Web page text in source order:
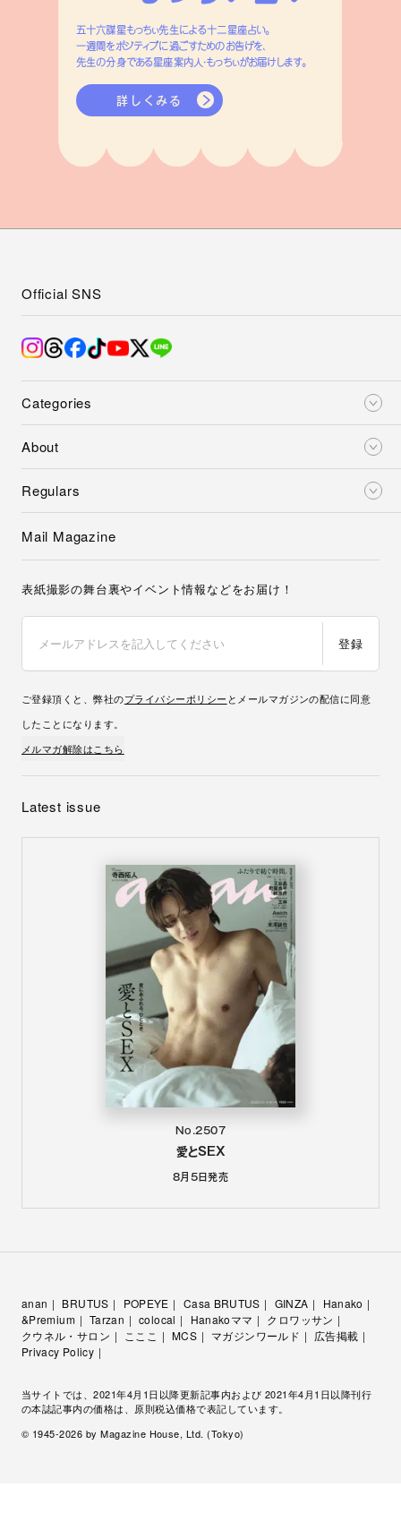
五十六謀星もっちぃ先生による十二星座占い。
一週間をポジティブに過ごすためのお告げを、
先生の分身である星座案内人・もっちぃがお届けします。
詳しくみる
Categories
About
Regulars
Official SNS
Mail Magazine
表紙撮影の舞台裏やイベント情報などをお届け！
登録
ご登録頂くと、弊社のプライバシーポリシー とメールマガジンの配信に同意
したことになります。
メルマガ解除はこちら
Latest issue
No.2507
愛とSEX
8月5日発売
anan BRUTUS POPEYE Casa BRUTUS GINZA
Hanako
&Premium
Tarzan colocal Hanakoママ
クロワッサン
クウネル・サロン
こここ MCS マガジンワールド
広告掲載
Privacy Policy
当サイトでは、2021年4月1日以降更新記事内および 2021年4月1日以降刊行
の本誌記事内の価格は、原則税込価格で表記しています。
© 1945-2026 by Magazine House, Ltd. (Tokyo)